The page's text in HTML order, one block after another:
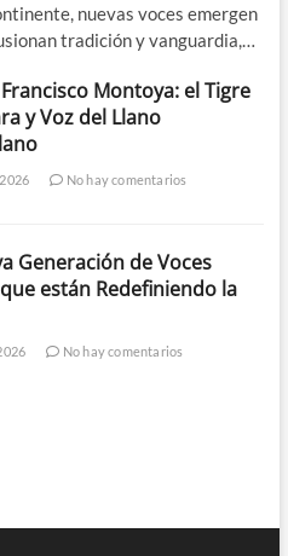
nuevas voces emergen
tradición y vanguardia,…
Montoya: el Tigre
y Voz del Llano
No hay comentarios
Generación de Voces
están Redefiniendo la
No hay comentarios